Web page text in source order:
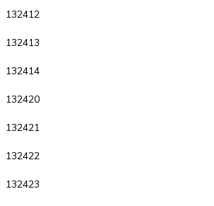
132412
132413
132414
132420
132421
132422
132423